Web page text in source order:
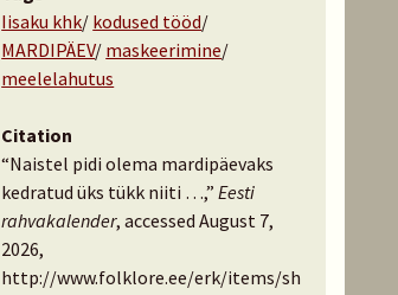
Iisaku khk/ kodused tööd/
MARDIPÄEV/ maskeerimine/
meelelahutus
Citation
“Naistel pidi olema mardipäevaks
kedratud üks tükk niiti …,”Eesti
rahvakalender, accessed August 7,
2026,
http://www.folklore.ee/erk/items/sh